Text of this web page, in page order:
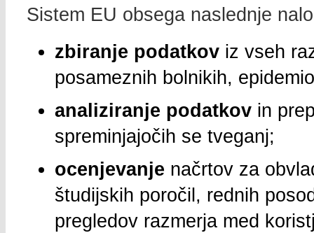
Sistem EU obsega naslednje
zbiranje podatkov iz vseh
posameznih bolnikih,
analiziranje podatkov in
spreminjajočih se tveganj;
ocenjevanje načrtov za
študijskih poročil, rednih
pregledov razmerja med